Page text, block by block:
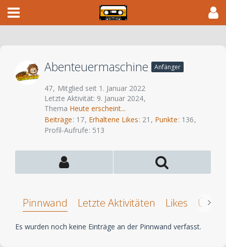
Abenteuermaschine Anfänger
47
Mitglied seit 1. Januar 2022
Letzte Aktivität: 9. Januar 2024
Thema Heute erscheint...
Beiträge 17 Erhaltene Likes 21 Punkte 136
Profil-Aufrufe 513
Pinnwand Letzte Aktivitäten Likes Über
Es wurden noch keine Einträge an der Pinnwand verfasst.